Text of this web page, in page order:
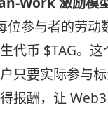
位参与者的劳动
代币 $TAG。
只要实际参与
报酬，让